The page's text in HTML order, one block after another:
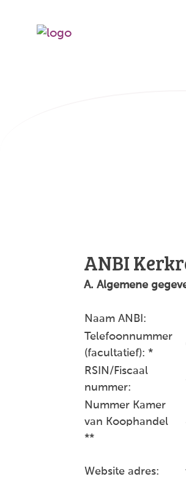
ANBI
A. Algemene
Naam ANBI:
Telefoonnummer
(facultatief): *
RSIN/Fiscaal
nummer:
Nummer Kamer
van Koophandel
**
Website adres: